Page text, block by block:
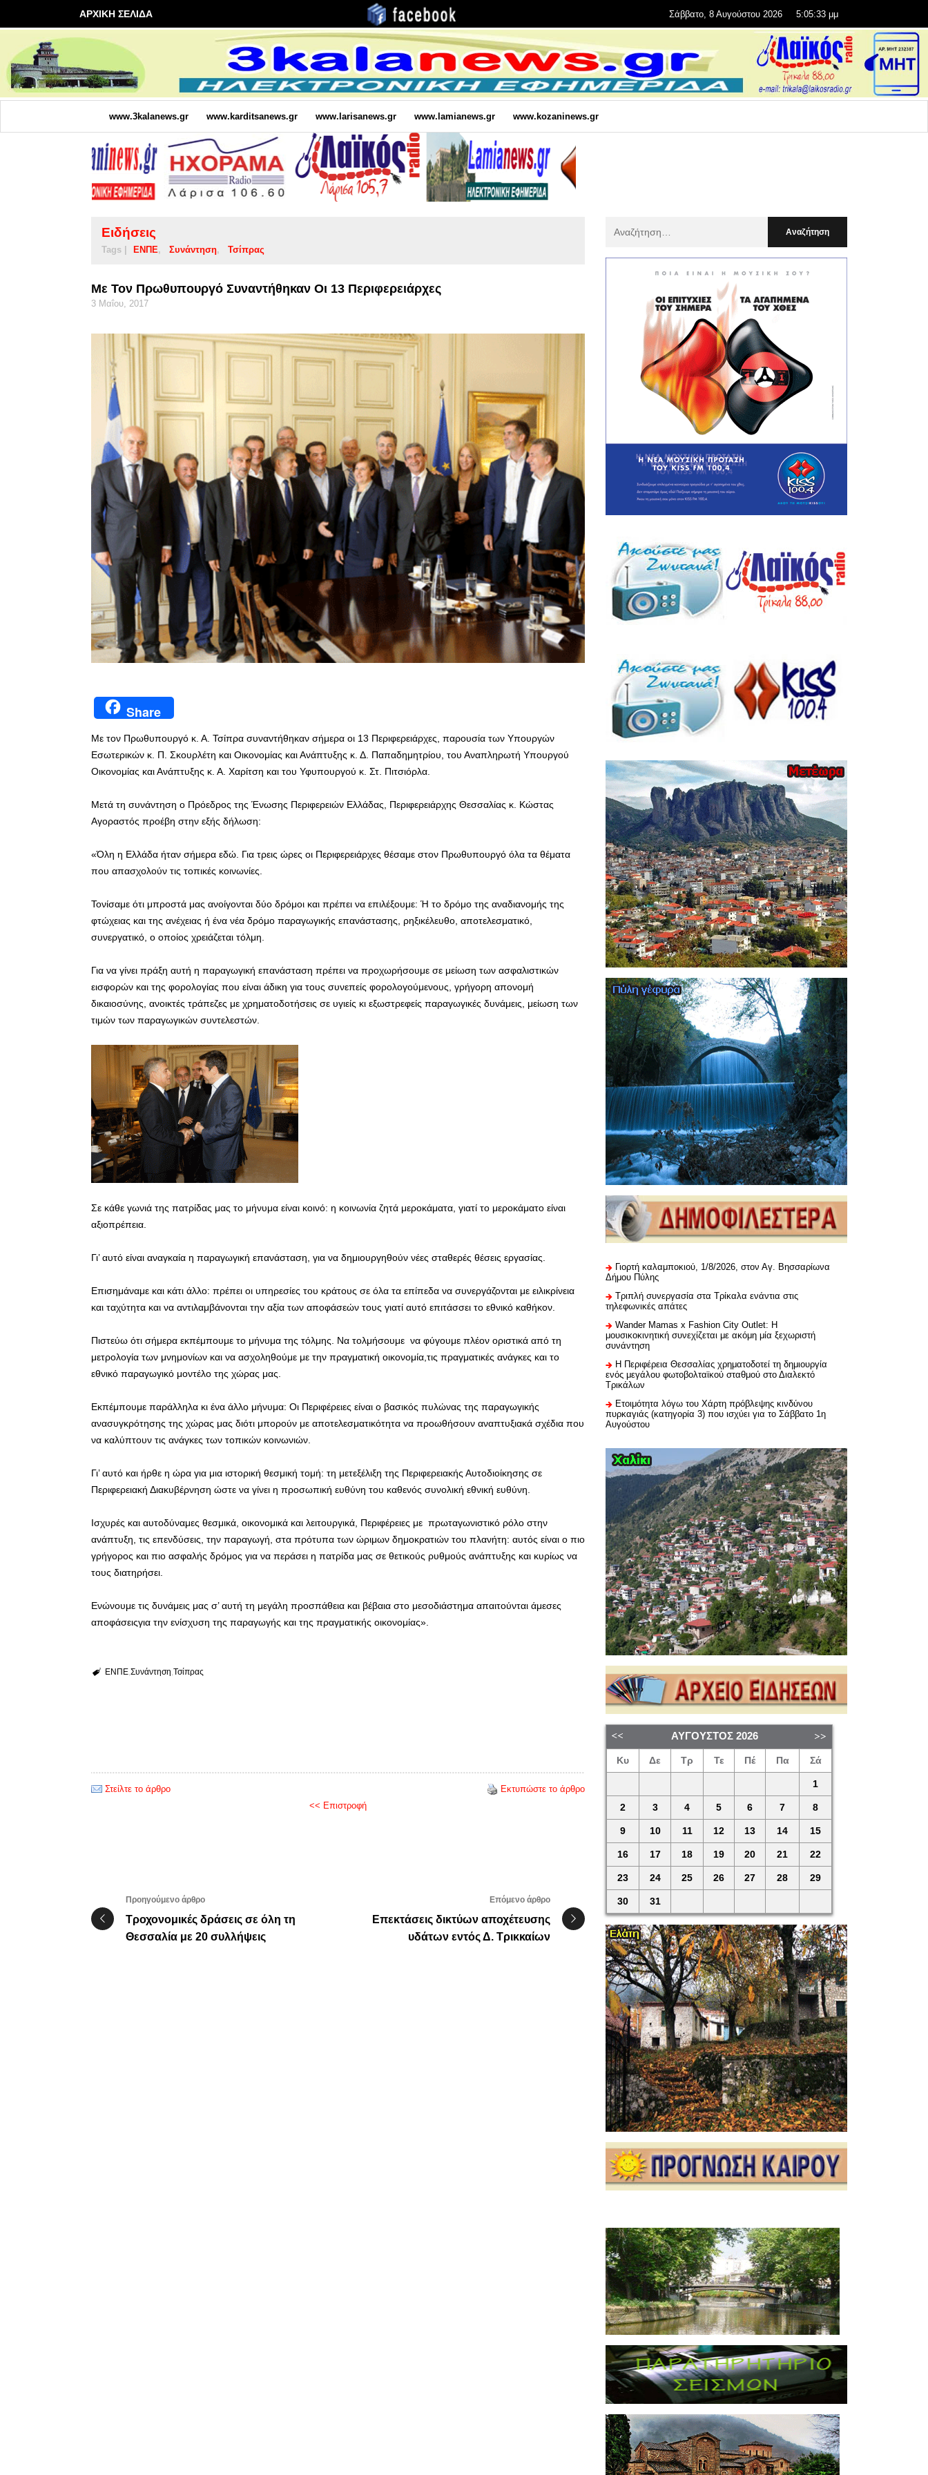
ΑΡΧΙΚΗ ΣΕΛΙΔΑ Σάββατο, 8 Αυγούστου 2026 5:05:35 μμ
www.3kalanews.gr www.karditsanews.gr www.larisanews.gr www.lamianews.gr www.kozaninews.gr
Ειδήσεις
Tags | ΕΝΠΕ Συνάντηση Τσίπρας
Με Τον Πρωθυπουργό Συναντήθηκαν Οι 13 Περιφερειάρχες
3 Μαΐου, 2017
Share
Με τον Πρωθυπουργό κ. Α. Τσίπρα συναντήθηκαν σήμερα οι 13 Περιφερειάρχες, παρουσία των Υπουργών
Εσωτερικών κ. Π. Σκουρλέτη και Οικονομίας και Ανάπτυξης κ. Δ. Παπαδημητρίου, του Αναπληρωτή Υπουργού
Οικονομίας και Ανάπτυξης κ. Α. Χαρίτση και του Υφυπουργού κ. Στ. Πιτσιόρλα.
Μετά τη συνάντηση ο Πρόεδρος της Ένωσης Περιφερειών Ελλάδας, Περιφερειάρχης Θεσσαλίας κ. Κώστας
Αγοραστός προέβη στην εξής δήλωση:
«Όλη η Ελλάδα ήταν σήμερα εδώ. Για τρεις ώρες οι Περιφερειάρχες θέσαμε στον Πρωθυπουργό όλα τα θέματα
που απασχολούν τις τοπικές κοινωνίες.
Τονίσαμε ότι μπροστά μας ανοίγονται δύο δρόμοι και πρέπει να επιλέξουμε: Ή το δρόμο της αναδιανομής της
φτώχειας και της ανέχειας ή ένα νέα δρόμο παραγωγικής επανάστασης, ρηξικέλευθο, αποτελεσματικό,
συνεργατικό, ο οποίος χρειάζεται τόλμη.
Για να γίνει πράξη αυτή η παραγωγική επανάσταση πρέπει να προχωρήσουμε σε μείωση των ασφαλιστικών
εισφορών και της φορολογίας που είναι άδικη για τους συνεπείς φορολογούμενους, γρήγορη απονομή
δικαιοσύνης, ανοικτές τράπεζες με χρηματοδοτήσεις σε υγιείς κι εξωστρεφείς παραγωγικές δυνάμεις, μείωση των
τιμών των παραγωγικών συντελεστών.
Σε κάθε γωνιά της πατρίδας μας το μήνυμα είναι κοινό: η κοινωνία ζητά μεροκάματα, γιατί το μεροκάματο είναι
αξιοπρέπεια.
Γι’ αυτό είναι αναγκαία η παραγωγική επανάσταση, για να δημιουργηθούν νέες σταθερές θέσεις εργασίας.
Επισημάναμε και κάτι άλλο: πρέπει οι υπηρεσίες του κράτους σε όλα τα επίπεδα να συνεργάζονται με ειλικρίνεια
και ταχύτητα και να αντιλαμβάνονται την αξία των αποφάσεών τους γιατί αυτό επιτάσσει το εθνικό καθήκον.
Πιστεύω ότι σήμερα εκπέμπουμε το μήνυμα της τόλμης. Να τολμήσουμε να φύγουμε πλέον οριστικά από τη
μετρολογία των μνημονίων και να ασχοληθούμε με την πραγματική οικονομία,τις πραγματικές ανάγκες και το
εθνικό παραγωγικό μοντέλο της χώρας μας.
Εκπέμπουμε παράλληλα κι ένα άλλο μήνυμα: Οι Περιφέρειες είναι ο βασικός πυλώνας της παραγωγικής
ανασυγκρότησης της χώρας μας διότι μπορούν με αποτελεσματικότητα να προωθήσουν αναπτυξιακά σχέδια που
να καλύπτουν τις ανάγκες των τοπικών κοινωνιών.
Γι’ αυτό και ήρθε η ώρα για μια ιστορική θεσμική τομή: τη μετεξέλιξη της Περιφερειακής Αυτοδιοίκησης σε
Περιφερειακή Διακυβέρνηση ώστε να γίνει η προσωπική ευθύνη του καθενός συνολική εθνική ευθύνη.
Ισχυρές και αυτοδύναμες θεσμικά, οικονομικά και λειτουργικά, Περιφέρειες με πρωταγωνιστικό ρόλο στην
ανάπτυξη, τις επενδύσεις, την παραγωγή, στα πρότυπα των ώριμων δημοκρατιών του πλανήτη: αυτός είναι ο πιο
γρήγορος και πιο ασφαλής δρόμος για να περάσει η πατρίδα μας σε θετικούς ρυθμούς ανάπτυξης και κυρίως να
τους διατηρήσει.
Ενώνουμε τις δυνάμεις μας σ’ αυτή τη μεγάλη προσπάθεια και βέβαια στο μεσοδιάστημα απαιτούνται άμεσες
αποφάσειςγια την ενίσχυση της παραγωγής και της πραγματικής οικονομίας».
ΕΝΠΕ Συνάντηση Τσίπρας
Στείλτε το άρθρο
Εκτυπώστε το άρθρο
<< Επιστροφή
Προηγούμενο άρθρο
Τροχονομικές δράσεις σε όλη τη
Θεσσαλία με 20 συλλήψεις
Επόμενο άρθρο
Επεκτάσεις δικτύων αποχέτευσης
υδάτων εντός Δ. Τρικκαίων
:
Γιορτή καλαμποκιού, 1/8/2026, στον Αγ. Βησσαρίωνα
Δήμου Πύλης
Τριπλή συνεργασία στα Τρίκαλα ενάντια στις
τηλεφωνικές απάτες
Wander Mamas x Fashion City Outlet: Η
μουσικοκινητική συνεχίζεται με ακόμη μία ξεχωριστή
συνάντηση
H Περιφέρεια Θεσσαλίας χρηματοδοτεί τη δημιουργία
ενός μεγάλου φωτοβολταϊκού σταθμού στο Διαλεκτό
Τρικάλων
Ετοιμότητα λόγω του Χάρτη πρόβλεψης κινδύνου
πυρκαγιάς (κατηγορία 3) που ισχύει για το Σάββατο 1η
Αυγούστου
ΑΎΓΟΥΣΤΟΣ 2026
Κυ Δε Τρ Τε Πέ Πα Σά
1
2 3 4 5 6 7 8
9 10 11 12 13 14 15
16 17 18 19 20 21 22
23 24 25 26 27 28 29
30 31